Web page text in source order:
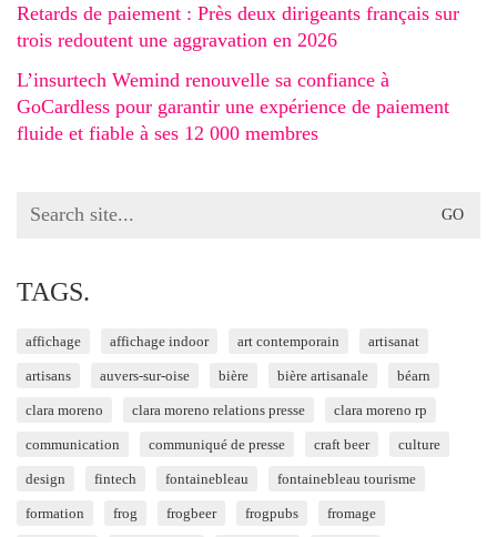
Retards de paiement : Près deux dirigeants français sur
trois redoutent une aggravation en 2026
L’insurtech Wemind renouvelle sa confiance à
GoCardless pour garantir une expérience de paiement
fluide et fiable à ses 12 000 membres
Search
TAGS.
affichage affichage indoor art contemporain artisanat
artisans auvers-sur-oise bière bière artisanale béarn
clara moreno clara moreno relations presse clara moreno rp
communication communiqué de presse craft beer culture
design fintech fontainebleau fontainebleau tourisme
formation frog frogbeer frogpubs fromage